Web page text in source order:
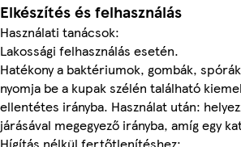
Elkészítés és felhasználás
Használati tanácsok:
Lakossági felhasználás esetén.
Hatékony a baktériumok, gombák,
nyomja be a kupak szélén található
ellentétes irányba. Használat után:
járásával megegyező irányba, amíg egy